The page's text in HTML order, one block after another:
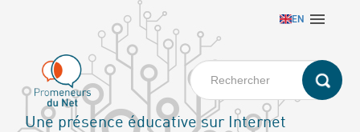
principal
EN 
Une présence éducative sur Internet